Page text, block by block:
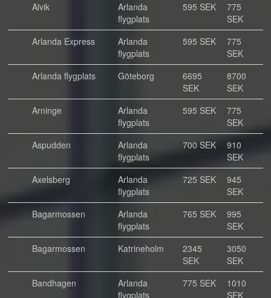
Alvik
Arlanda
flygplats
595 SEK
775
SEK
Arlanda Express
Arlanda
flygplats
595 SEK
775
SEK
Arlanda flygplats
Göteborg
6695
SEK
8700
SEK
Arninge
Arlanda
flygplats
595 SEK
775
SEK
Aspudden
Arlanda
flygplats
700 SEK
910
SEK
Axelsberg
Arlanda
flygplats
725 SEK
945
SEK
Bagarmossen
Arlanda
flygplats
765 SEK
995
SEK
Bagarmossen
Katrineholm
2345
SEK
3050
SEK
Bandhagen
Arlanda
flygplats
775 SEK
1010
SEK